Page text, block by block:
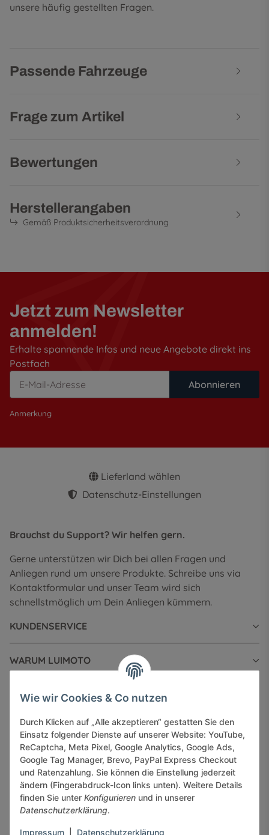
unsere häufig gestellten Fragen.
Passende Fahrzeuge
Frage zum Artikel
Bewertungen
Herstellerangaben
Gemäß Produktsicherheitsverordnung
Jetzt zum Newsletter
anmelden!
Erhalte spannende Infos und neue Angebote direkt ins
Postfach
Abonnieren
Anmerkung
Lieferland wählen
Datenschutz-Einstellungen
Brauchst du Support? Wir helfen gern.
Gerne unterstützen wir Dich bei allen Fragen und
Anliegen rund um unsere Produkte. Schreibe uns via
Kontaktformular und unser Team wird sich
schnellstmöglich um Dein Anliegen kümmern.
KUNDENSERVICE
WARUM LUIMOTO
INFORMATIONEN
GESETZLICHE INFORMATIONEN
Sicher bezahlen via:
Wie wir Cookies & Co nutzen
Durch Klicken auf „Alle akzeptieren“ gestatten Sie den
Einsatz folgender Dienste auf unserer Website: YouTube,
ReCaptcha, Meta Pixel, Google Analytics, Google Ads,
Google Tag Manager, Brevo, PayPal Express Checkout
und Ratenzahlung. Sie können die Einstellung jederzeit
ändern (Fingerabdruck-Icon links unten). Weitere Details
finden Sie unter Konfigurieren und in unserer
Datenschutzerklärung.
Impressum Datenschutzerklärung